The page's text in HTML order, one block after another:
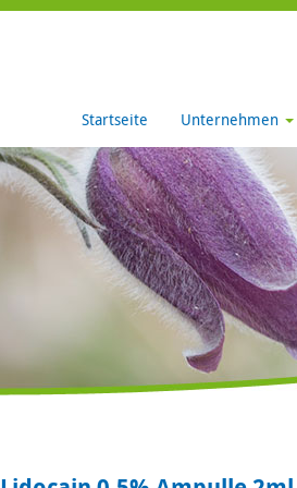
Startseite Unternehmen